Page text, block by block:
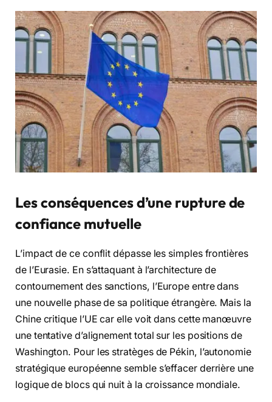
Les conséquences d’une rupture de
confiance mutuelle
L’impact de ce conflit dépasse les simples frontières
de l’Eurasie. En s’attaquant à l’architecture de
contournement des sanctions, l’Europe entre dans
une nouvelle phase de sa politique étrangère. Mais la
Chine critique l’UE car elle voit dans cette manœuvre
une tentative d’alignement total sur les positions de
Washington. Pour les stratèges de Pékin, l’autonomie
stratégique européenne semble s’effacer derrière une
logique de blocs qui nuit à la croissance mondiale.